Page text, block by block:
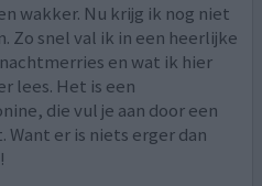
wakker. Nu krijg ik nog niet
Zo snel val ik in een heerlijke
en wat ik hier
lees. Het is een
die vul je aan door een
er is niets erger dan